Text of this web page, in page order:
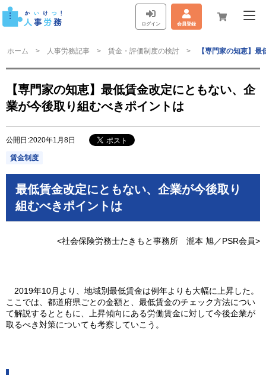
ログイン 会員登録
ホーム 人事労務記事 賃金・評価制度の検討 【専門家の知恵】
【専門家の知恵】最低賃金改定にともない、企
業が今後取り組むべきポイントは
公開日:2020年1月8日
賃金制度
最低賃金改定にともない、企業が今後取り
組むべきポイントは
<社会保険労務士たきもと事務所 瀧本 旭／PSR会員>
2019年10月より、地域別最低賃金は例年よりも大幅に上昇した。
ここでは、都道府県ごとの金額と、最低賃金のチェック方法につい
て解説するとともに、上昇傾向にある労働賃金に対して今後企業が
取るべき対策についても考察していこう。